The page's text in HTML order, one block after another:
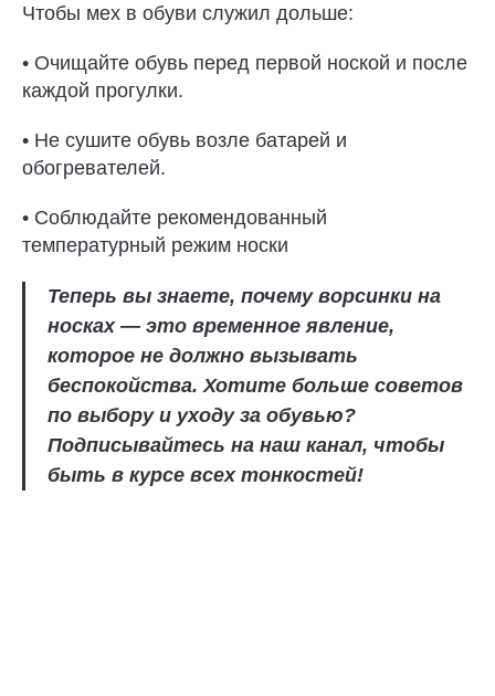
Чтобы мех в обуви служил дольше:
• Очищайте обувь перед первой ноской и после
каждой прогулки.
• Не сушите обувь возле батарей и
обогревателей.
• Соблюдайте рекомендованный
температурный режим носки
Теперь вы знаете, почему ворсинки на
носках — это временное явление,
которое не должно вызывать
беспокойства. Хотите больше советов
по выбору и уходу за обувью?
Подписывайтесь на наш канал, чтобы
быть в курсе всех тонкостей!